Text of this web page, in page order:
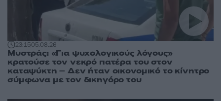
23:1505.08.26
Μυστράς: «Για ψυχολογικούς λόγους»
κρατούσε τον νεκρό πατέρα του στον
καταψύκτη – Δεν ήταν οικονομικό το κίνητρο
σύμφωνα με τον δικηγόρο του